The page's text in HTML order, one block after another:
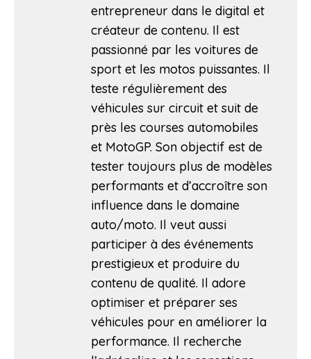
entrepreneur dans le digital et
créateur de contenu. Il est
passionné par les voitures de
sport et les motos puissantes. Il
teste régulièrement des
véhicules sur circuit et suit de
près les courses automobiles
et MotoGP. Son objectif est de
tester toujours plus de modèles
performants et d’accroître son
influence dans le domaine
auto/moto. Il veut aussi
participer à des événements
prestigieux et produire du
contenu de qualité. Il adore
optimiser et préparer ses
véhicules pour en améliorer la
performance. Il recherche